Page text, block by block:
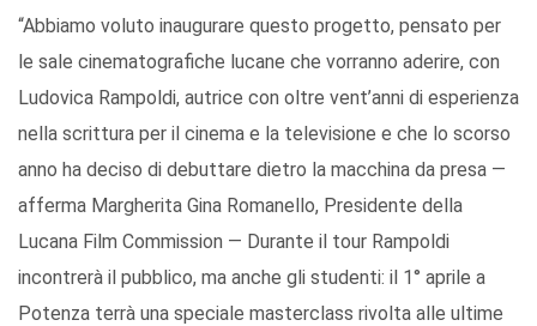
“Abbiamo voluto inaugurare questo progetto, pensato per
le sale cinematografiche lucane che vorranno aderire, con
Ludovica Rampoldi, autrice con oltre vent’anni di esperienza
nella scrittura per il cinema e la televisione e che lo scorso
anno ha deciso di debuttare dietro la macchina da presa —
afferma Margherita Gina Romanello, Presidente della
Lucana Film Commission — Durante il tour Rampoldi
incontrerà il pubblico, ma anche gli studenti: il 1° aprile a
Potenza terrà una speciale masterclass rivolta alle ultime